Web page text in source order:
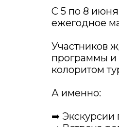
С 5 по 8
ежегодное
Участников
программы и
колоритом
А именно:
➡ Экскурсии